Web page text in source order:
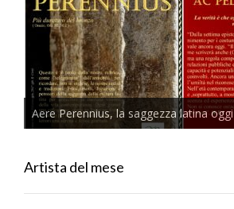
Aere Perennius, la saggezza latina oggi
Artista del mese